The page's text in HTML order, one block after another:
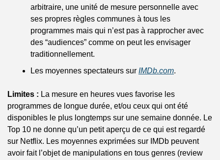
arbitraire, une unité de mesure personnelle avec
ses propres règles communes à tous les
programmes mais qui n’est pas à rapprocher avec
des “audiences” comme on peut les envisager
traditionnellement.
Les moyennes spectateurs sur IMDb.com.
Limites : La mesure en heures vues favorise les
programmes de longue durée, et/ou ceux qui ont été
disponibles le plus longtemps sur une semaine donnée. Le
Top 10 ne donne qu’un petit aperçu de ce qui est regardé
sur Netflix. Les moyennes exprimées sur IMDb peuvent
avoir fait l’objet de manipulations en tous genres (review